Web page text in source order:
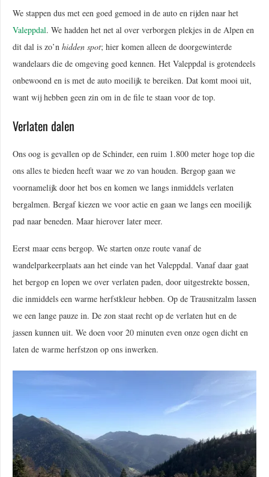
We stappen dus met een goed gemoed in de auto en rijden naar het
Valeppdal. We hadden het net al over verborgen plekjes in de Alpen en
dit dal is zo’n hidden spot; hier komen alleen de doorgewinterde
wandelaars die de omgeving goed kennen. Het Valeppdal is grotendeels
onbewoond en is met de auto moeilijk te bereiken. Dat komt mooi uit,
want wij hebben geen zin om in de file te staan voor de top.
Verlaten dalen
Ons oog is gevallen op de Schinder, een ruim 1.800 meter hoge top die
ons alles te bieden heeft waar we zo van houden. Bergop gaan we
voornamelijk door het bos en komen we langs inmiddels verlaten
bergalmen. Bergaf kiezen we voor actie en gaan we langs een moeilijk
pad naar beneden. Maar hierover later meer.
Eerst maar eens bergop. We starten onze route vanaf de
wandelparkeerplaats aan het einde van het Valeppdal. Vanaf daar gaat
het bergop en lopen we over verlaten paden, door uitgestrekte bossen,
die inmiddels een warme herfstkleur hebben. Op de Trausnitzalm lassen
we een lange pauze in. De zon staat recht op de verlaten hut en de
jassen kunnen uit. We doen voor 20 minuten even onze ogen dicht en
laten de warme herfstzon op ons inwerken.